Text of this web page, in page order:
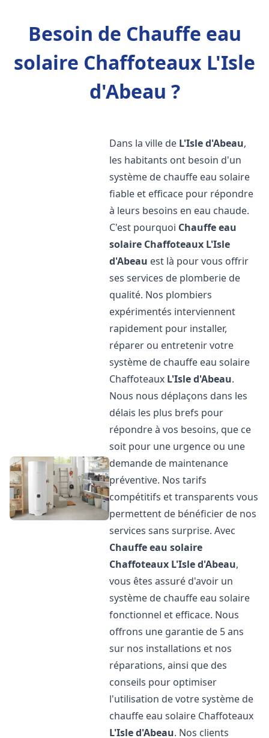
Besoin de Chauffe eau
solaire Chaffoteaux L'Isle
d'Abeau ?
Dans la ville de L'Isle d'Abeau,
les habitants ont besoin d'un
système de chauffe eau solaire
fiable et efficace pour répondre
à leurs besoins en eau chaude.
C'est pourquoi Chauffe eau
solaire Chaffoteaux L'Isle
d'Abeau est là pour vous offrir
ses services de plomberie de
qualité. Nos plombiers
expérimentés interviennent
rapidement pour installer,
réparer ou entretenir votre
système de chauffe eau solaire
Chaffoteaux L'Isle d'Abeau.
Nous nous déplaçons dans les
délais les plus brefs pour
répondre à vos besoins, que ce
soit pour une urgence ou une
demande de maintenance
préventive. Nos tarifs
compétitifs et transparents vous
permettent de bénéficier de nos
services sans surprise. Avec
Chauffe eau solaire
Chaffoteaux L'Isle d'Abeau,
vous êtes assuré d'avoir un
système de chauffe eau solaire
fonctionnel et efficace. Nous
offrons une garantie de 5 ans
sur nos installations et nos
réparations, ainsi que des
conseils pour optimiser
l'utilisation de votre système de
chauffe eau solaire Chaffoteaux
L'Isle d'Abeau. Nos clients